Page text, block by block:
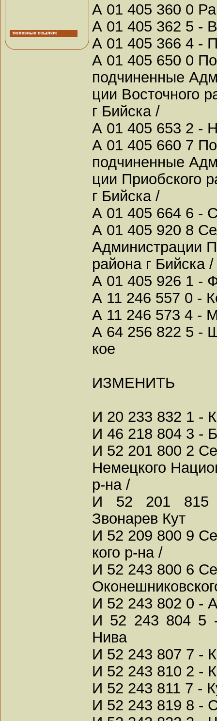
А 01 405 360 0
А 01 405 362 5 -
А 01 405 366 4 -
А 01 405 650 0
подчиненные
ции Восточного
г Бийска /
А 01 405 653 2 -
А 01 405 660 7
подчиненные
ции Приобского
г Бийска /
А 01 405 664 6 -
А 01 405 920 8
Администрации
района г Бийска /
А 01 405 926 1 -
А 11 246 557 0 -
А 11 246 573 4 -
А 64 256 822 5 -
кое
ИЗМЕНИТЬ
И 20 233 832 1 -
И 46 218 804 3 -
И 52 201 800 2
Немецкого
р-на /
И 52 201 815
Звонарев Кут
И 52 209 800 9
кого р-на /
И 52 243 800 6
И 52 243 802 0 -
И 52 243 804 5 -
Нива
И 52 243 807 7 -
И 52 243 810 2 -
И 52 243 811 7 -
И 52 243 819 8 -